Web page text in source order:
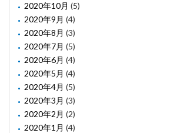
2020年10月 (5)
2020年9月 (4)
2020年8月 (3)
2020年7月 (5)
2020年6月 (4)
2020年5月 (4)
2020年4月 (5)
2020年3月 (3)
2020年2月 (2)
2020年1月 (4)